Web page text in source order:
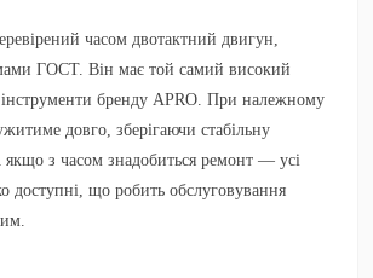
часом двотактний двигун,
ГОСТ. Він має той самий високий
бренду APRO. При належному
довго, зберігаючи стабільну
якщо з часом знадобиться ремонт — усі
доступні, що робить обслуговування